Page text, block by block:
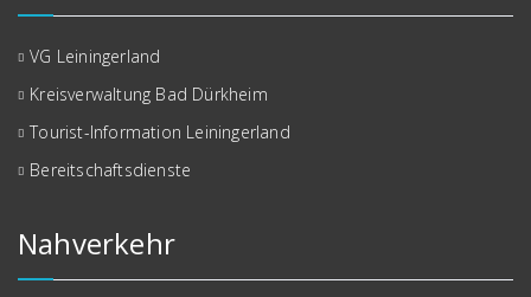
VG Leiningerland
Kreisverwaltung Bad Dürkheim
Tourist-Information Leiningerland
Bereitschaftsdienste
Nahverkehr